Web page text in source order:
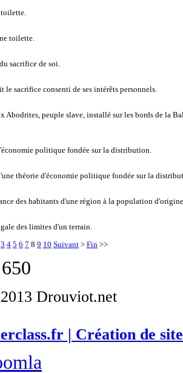
toilette.
sacrifice de soi.
le sacrifice consenti de ses intérêts personnels.
Abodrites, peuple slave, installé sur les bords de la
politique fondée sur la distribution.
théorie d'économie politique fondée sur la
des habitants d'une région à la population
des limites d'un terrain.
3 4 5 6 7 8 9 10 Suivant > Fin >>
Drouviot.net
| Création de